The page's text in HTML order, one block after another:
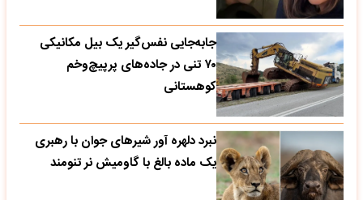
جابه‌جایی نفس‌گیر یک بیل مکانیکی
۷۰ تنی در جاده‌های پرپیچ‌وخم
کوهستانی
نبرد دلهره آور شیرهای جوان با رهبری
یک ماده بالغ با گاومیش نر تنومند